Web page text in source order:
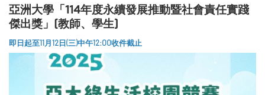
亞洲大學「114年度永續發展推動暨社會責任實踐
傑出獎」(教師、學生)
即日起至11月12日(三)中午12:00收件截止